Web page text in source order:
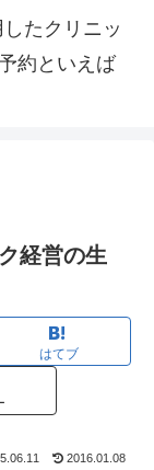
経営の生
はてブ
2016.01.08